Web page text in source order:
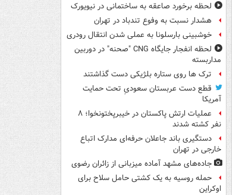
لحظه برخورد صاعقه به ساختمانی در نیویورک
هشدار نسبت به وفوع تندباد در تهران
خوشبینی بارسلونا به عملی شدن انتقال رودری
لحظه انفجار جایگاه CNG "صحنه" در دوربین
مداربسته
ترک ها روی ستاره بلژیکی دست گذاشتند
قطع دست عربستان سعودیِ تحت حمایت
آمریکا
عملیات ارتش پاکستان در خیبرپختونخوا؛ ۸
نفر کشته شدند
دستگیری باند جاعلان حرفه‌ای مدارک اتباع
خارجی در تهران
جاده‌های مشهد آماده میزبانی از زائران رضوی
حمله روسیه به یک کشتی حامل سلاح برای
اوکراین